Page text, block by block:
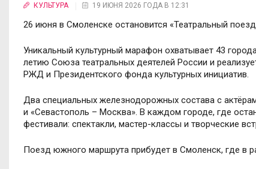
КУЛЬТУРА 19 ИЮНЯ 2026 ГОДА В 12:31
26 июня в Смоленске остановится «Театральный
Уникальный культурный марафон охватывает 43
летию Союза театральных деятелей России и
РЖД и Президентского фонда культурных инициатив.
Два специальных железнодорожных состава с
и «Севастополь – Москва». В каждом городе, где
фестивали: спектакли, мастер-классы и творческие
Поезд южного маршрута прибудет в Смоленск, где в